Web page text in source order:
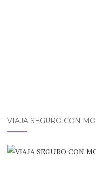
VIAJA SEGURO CON